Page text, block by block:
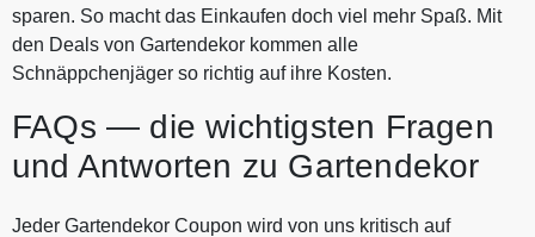
sparen. So macht das Einkaufen doch viel mehr Spaß. Mit
den Deals von Gartendekor kommen alle
Schnäppchenjäger so richtig auf ihre Kosten.
FAQs — die wichtigsten Fragen
und Antworten zu Gartendekor
Jeder Gartendekor Coupon wird von uns kritisch auf